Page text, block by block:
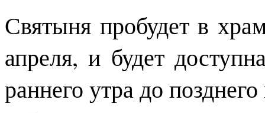
Святыня пробудет в
апреля, и будет
раннего утра до